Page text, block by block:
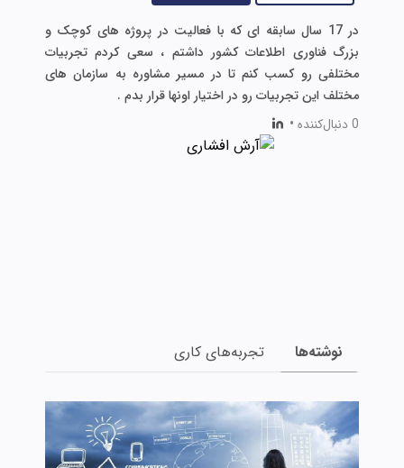
در 17 سال سابقه ای که با فعالیت در پروژه های کوچک و
بزرگ فناوری اطلاعات کشور داشتم ، سعی کردم تجربیات
مختلفی رو کسب کنم تا در مسیر مشاوره به سازمان های
مختلف این تجربیات رو در اختیار اونها قرار بدم .
0 دنبال‌کننده
•
نوشته‌ها تجربه‌های کاری